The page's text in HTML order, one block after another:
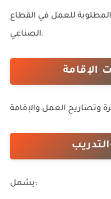
للعمل في القطاع
الصناعي.
يشمل: